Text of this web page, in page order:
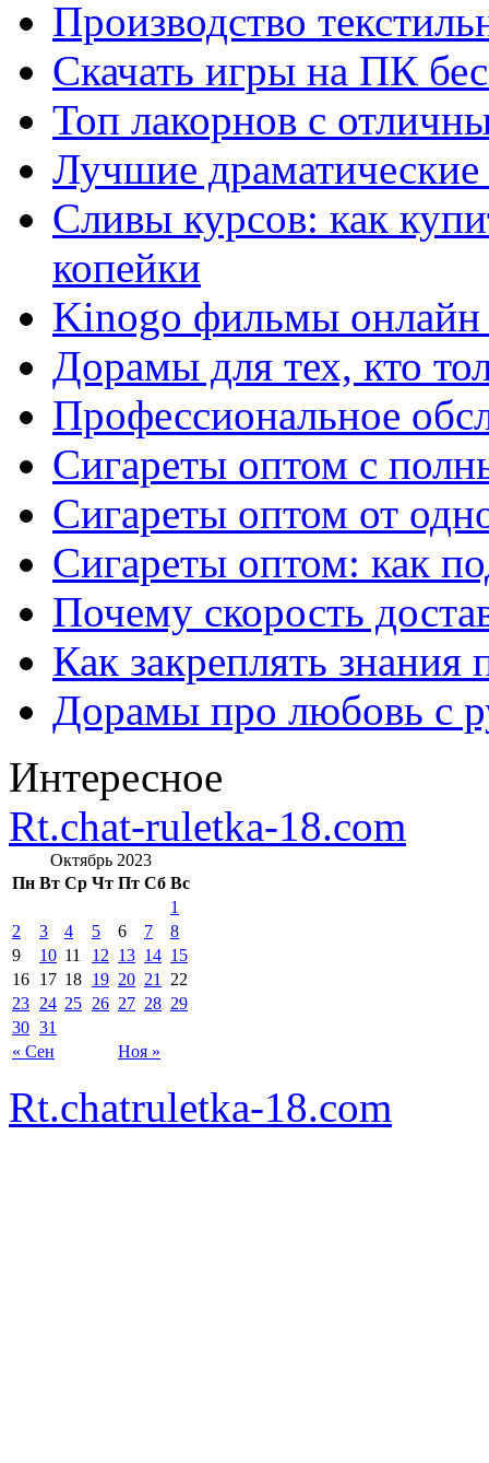
Производство
Скачать игры на ПК
Топ лакорнов с
Лучшие
Сливы курсов: как
копейки
Kinogo фильмы онлайн
Дорамы для тех, кто
Профессиональное
Сигареты оптом с
Сигареты оптом от
Сигареты оптом: как
Почему скорость
Как закреплять знания
Дорамы про любовь с
Интересное
Rt.chat-ruletka-18.com
Октябрь 2023
Пн Вт Ср Чт Пт Сб Вс
« Сен Ноя »
1
2
3 4 5 6 7
8
9
10 11 12 13 14 15
16 17 18 19 20 21
22
23 24 25 26 27 28 29
30 31
Rt.chatruletka-18.com